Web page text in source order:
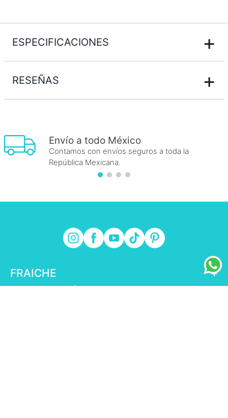
ESPECIFICACIONES +
RESEÑAS +
Envío a todo México
Contamos con envíos seguros a toda la
República Mexicana.
FRAICHE
+